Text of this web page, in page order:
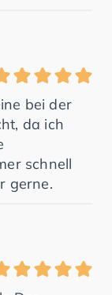
bei der
da ich
schnell
gerne.